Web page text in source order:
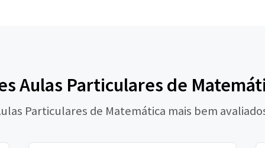
Aulas Particulares de
Particulares de Matemática mais bem